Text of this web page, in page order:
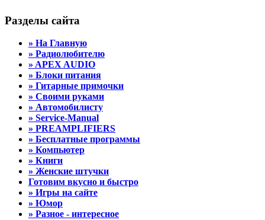
Разделы сайта
» На Главную
» Радиолюбителю
» APEX AUDIO
» Блоки питания
» Гитарные примочки
» Своими руками
» Автомобилисту
» Service-Manual
» PREAMPLIFIERS
» Бесплатные программы
» Компьютер
» Книги
» Женские штучки
Готовим вкусно и быстро
» Игры на сайте
» Юмор
» Разное - интересное